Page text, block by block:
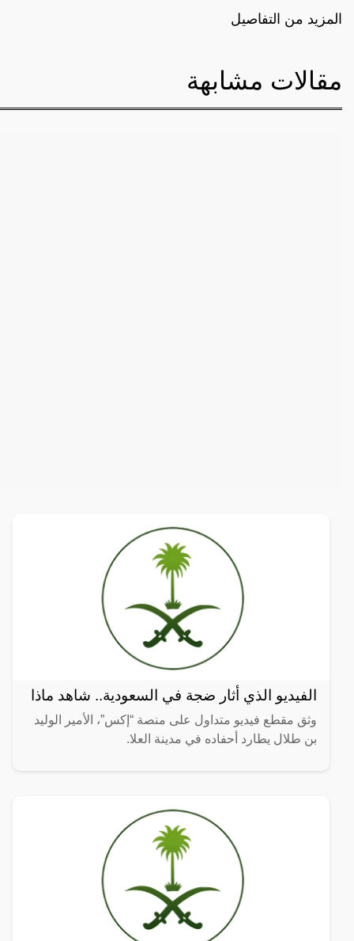
المزيد من التفاصيل
مقالات مشابهة
الفيديو الذي أثار ضجة في السعودية.. شاهد ماذا
وثق مقطع فيديو متداول على منصة “إكس”، الأمير الوليد
بن طلال يطارد أحفاده في مدينة العلا.